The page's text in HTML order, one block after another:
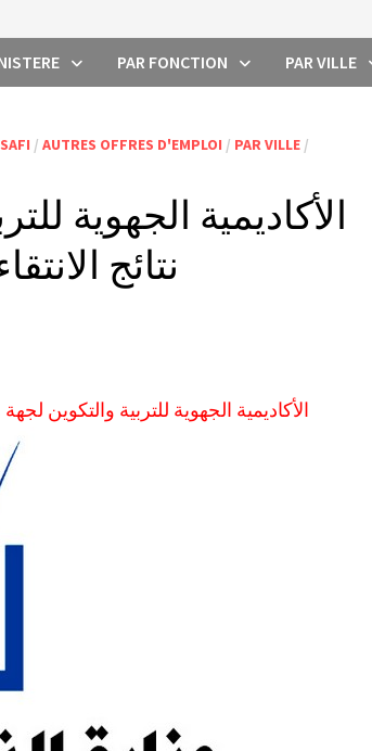
PAR FONCTION PAR VILLE
/AUTRES OFFRES D'EMPLOI / PAR VILLE /
الأكاديمية الجهوية
نتائج
الأكاديمية الجهوية للتربية والتكوين